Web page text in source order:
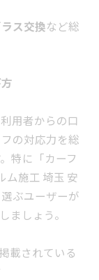
ス交換など総
用者からの口
の対応力を総
特に「カーフ
ム施工 埼玉 安
ぶユーザーが
ましょう。
載されている